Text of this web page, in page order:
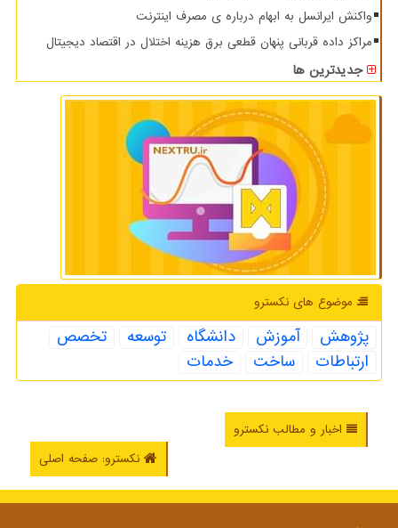
واکنش ایرانسل به ابهام درباره ی مصرف اینترنت
مراکز داده قربانی پنهان قطعی برق هزینه اختلال در اقتصاد دیجیتال
جدیدترین ها
موضوع های نكسترو
پژوهش آموزش دانشگاه توسعه
تخصص
ارتباطات
ساخت خدمات
اخبار و مطالب نکسترو
نکسترو: صفحه اصلی